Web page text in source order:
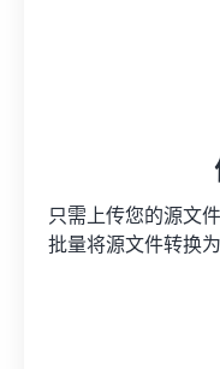
只需上传您的源文
批量将源文件转换